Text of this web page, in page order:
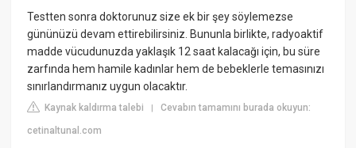
Testten sonra doktorunuz size ek bir şey söylemezse
gününüzü devam ettirebilirsiniz. Bununla birlikte, radyoaktif
madde vücudunuzda yaklaşık 12 saat kalacağı için, bu süre
zarfında hem hamile kadınlar hem de bebeklerle temasınızı
sınırlandırmanız uygun olacaktır.
Kaynak kaldırma talebi |Cevabın tamamını burada okuyun:
cetinaltunal.com